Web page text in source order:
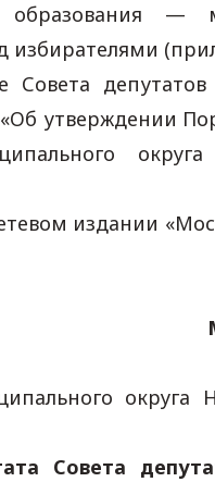
образования —
избирателями
депутатов
утверждении
издании
Москве М.С.
округа
Совета